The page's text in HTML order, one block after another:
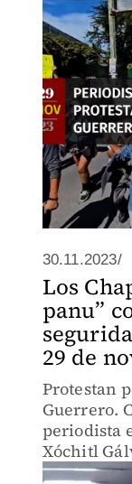
30.11.2023/
Los
panu”
29 de
Protestan
Guerrero.
periodista
Xóchitl
Sepúlveda